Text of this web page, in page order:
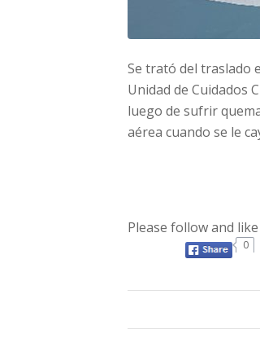
Se trató del traslado
Unidad de Cuidados
luego de sufrir
aérea cuando se le
Please follow and like
0